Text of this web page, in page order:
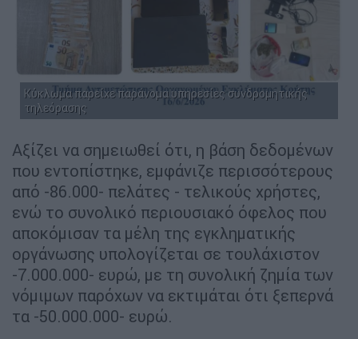
Κύκλωμα παρείχε παράνομα υπηρεσίες συνδρομητικής
τηλεόρασης
Αξίζει να σημειωθεί ότι, η βάση δεδομένων
που εντοπίστηκε, εμφάνιζε περισσότερους
από -86.000- πελάτες - τελικούς χρήστες,
ενώ το συνολικό περιουσιακό όφελος που
αποκόμισαν τα μέλη της εγκληματικής
οργάνωσης υπολογίζεται σε τουλάχιστον
-7.000.000- ευρώ, με τη συνολική ζημία των
νόμιμων παρόχων να εκτιμάται ότι ξεπερνά
τα -50.000.000- ευρώ.